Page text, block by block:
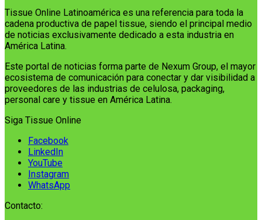
Tissue Online Latinoamérica es una referencia para toda la
cadena productiva de papel tissue, siendo el principal medio
de noticias exclusivamente dedicado a esta industria en
América Latina.
Este portal de noticias forma parte de Nexum Group, el mayor
ecosistema de comunicación para conectar y dar visibilidad a
proveedores de las industrias de celulosa, packaging,
personal care y tissue en América Latina.
Siga Tissue Online
Facebook
LinkedIn
YouTube
Instagram
WhatsApp
Contacto: